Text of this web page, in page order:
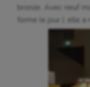
Handisport
Hippisme
Kayak-polo
bronze. Avec neuf
forme le jour J, elle